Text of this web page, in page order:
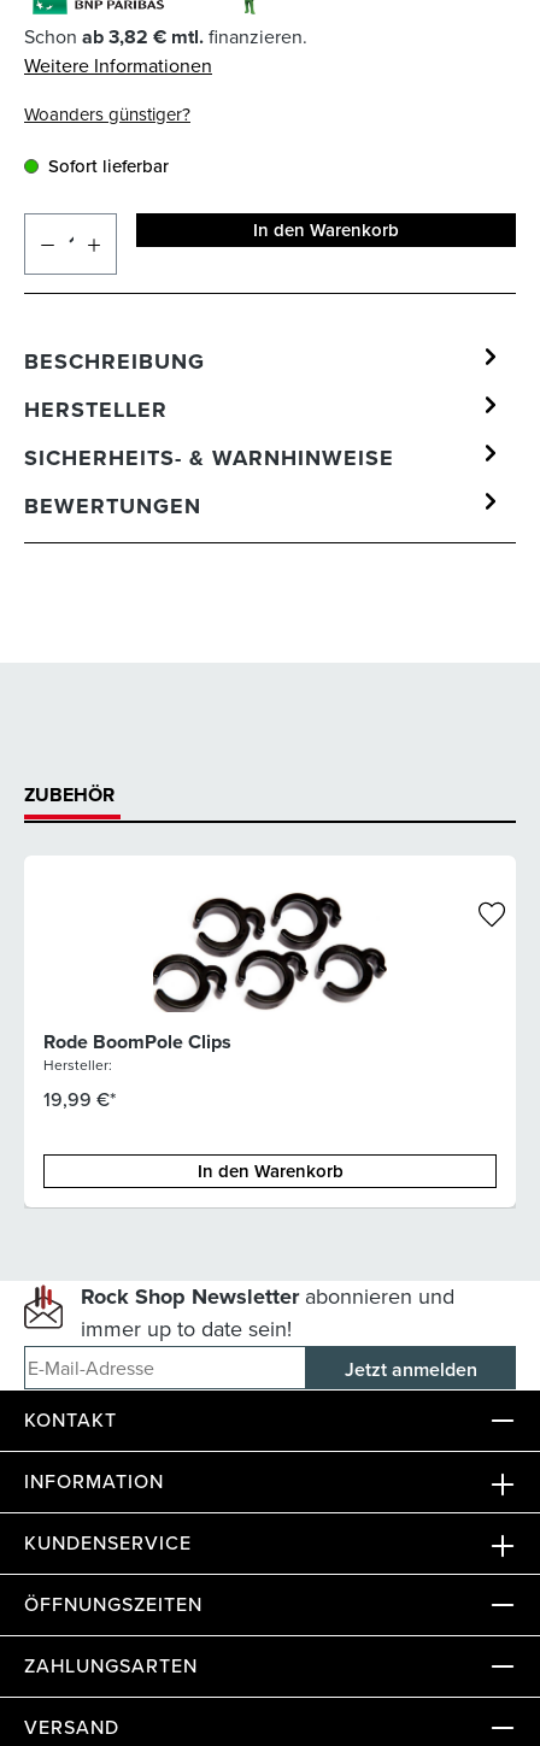
Schon ab 3,82 € mtl.finanzieren.
Weitere Informationen
Woanders günstiger?
Sofort lieferbar
In den Warenkorb
BESCHREIBUNG
HERSTELLER
SICHERHEITS- & WARNHINWEISE
BEWERTUNGEN
ZUBEHÖR
Rode BoomPole Clips
Hersteller:
19,99 €*
In den Warenkorb
Rock Shop Newsletterabonnieren und
immer up to date sein!
E-Mail-Adresse
KONTAKT
INFORMATION
KUNDENSERVICE
ÖFFNUNGSZEITEN
ZAHLUNGSARTEN
VERSAND